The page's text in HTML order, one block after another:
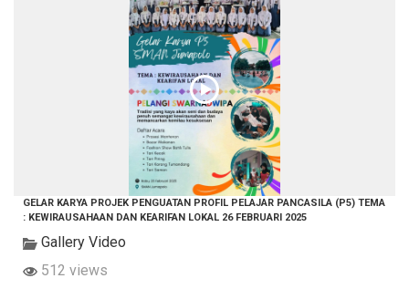
GELAR KARYA PROJEK PENGUATAN PROFIL PELAJAR PANCASILA (P5) TEMA
: KEWIRAUSAHAAN DAN KEARIFAN LOKAL 26 FEBRUARI 2025
Gallery Video
512 views